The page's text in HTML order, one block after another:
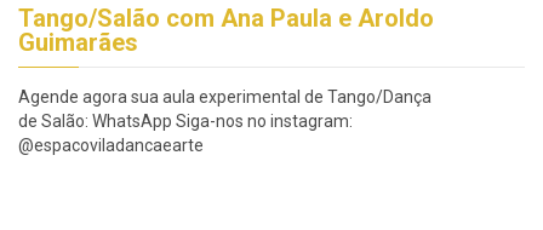
Tango/Salão com Ana Paula e Aroldo
Guimarães
Agende agora sua aula experimental de Tango/Dança
de Salão: WhatsApp Siga-nos no instagram:
@espacoviladancaearte